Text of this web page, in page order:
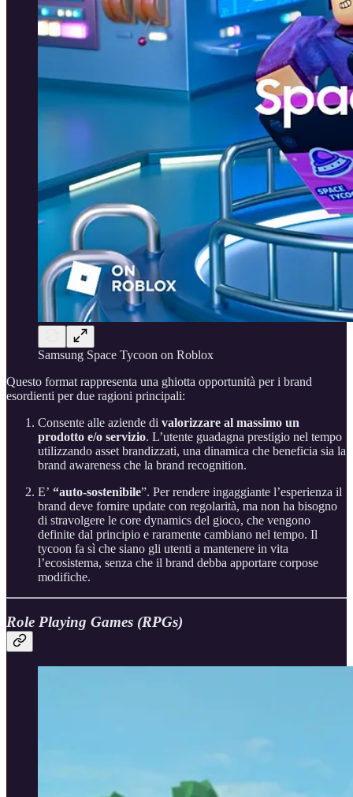
Samsung Space Tycoon on Roblox
Questo format rappresenta una ghiotta opportunità per i brand
esordienti per due ragioni principali:
Consente alle aziende di valorizzare al massimo un
prodotto e/o servizio. L’utente guadagna prestigio nel tempo
utilizzando asset brandizzati, una dinamica che beneficia sia la
brand awareness che la brand recognition.
E’ “auto-sostenibile”. Per rendere ingaggiante l’esperienza il
brand deve fornire update con regolarità, ma non ha bisogno
di stravolgere le core dynamics del gioco, che vengono
definite dal principio e raramente cambiano nel tempo. Il
tycoon fa sì che siano gli utenti a mantenere in vita
l’ecosistema, senza che il brand debba apportare corpose
modifiche.
Role Playing Games (RPGs)